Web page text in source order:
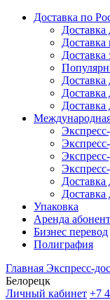
Доставка по
Доставка
Доставка
Доставка
Доставка
Доставка
Экспресс-
Упаковка
Аренда
Бизнес перевод
Полиграфия
Главная Экспресс-
Белорецк
Личный кабинет +7